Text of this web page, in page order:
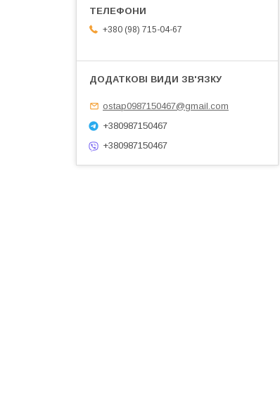
+380 (98) 715-04-67
ostap0987150467@gmail.com
+380987150467
+380987150467